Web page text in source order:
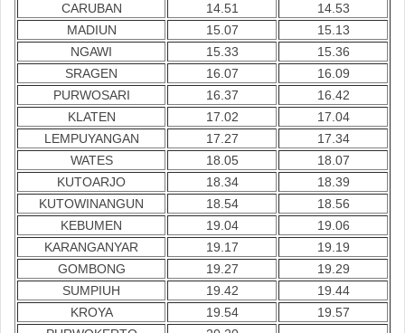
CARUBAN
14.51
14.53
MADIUN
15.07
15.13
NGAWI
15.33
15.36
SRAGEN
16.07
16.09
PURWOSARI
16.37
16.42
KLATEN
17.02
17.04
LEMPUYANGAN
17.27
17.34
WATES
18.05
18.07
KUTOARJO
18.34
18.39
KUTOWINANGUN
18.54
18.56
KEBUMEN
19.04
19.06
KARANGANYAR
19.17
19.19
GOMBONG
19.27
19.29
SUMPIUH
19.42
19.44
KROYA
19.54
19.57